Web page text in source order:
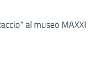
al museo MAXXI